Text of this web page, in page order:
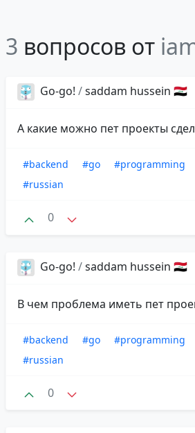
3 вопросов от
Go-go! /saddam hussein 🇮🇶
А какие можно пет проекты
#backend #go
#programming
#russian
0
Go-go! /saddam hussein 🇮🇶
В чем проблема иметь пет
#backend #go
#programming
#russian
0